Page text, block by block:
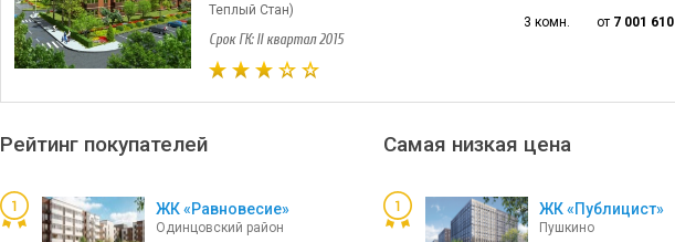
Теплый Стан)
Срок ГК: II квартал 2015
3 комн. от 7 001 610
Рейтинг покупателей
ЖК «Равновесие»
Одинцовский район
Самая низкая цена
ЖК «Публицист»
Пушкино